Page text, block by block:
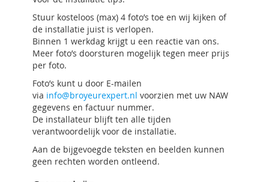
Stuur kosteloos (max) 4 foto’s toe en wij kijken of
de installatie juist is verlopen.
Binnen 1 werkdag krijgt u een reactie van ons.
Meer foto’s doorsturen mogelijk tegen meer prijs
per foto.
Foto’s kunt u door E-mailen
via info@broyeurexpert.nl voorzien met uw NAW
gegevens en factuur nummer.
De installateur blijft ten alle tijden
verantwoordelijk voor de installatie.
Aan de bijgevoegde teksten en beelden kunnen
geen rechten worden ontleend.